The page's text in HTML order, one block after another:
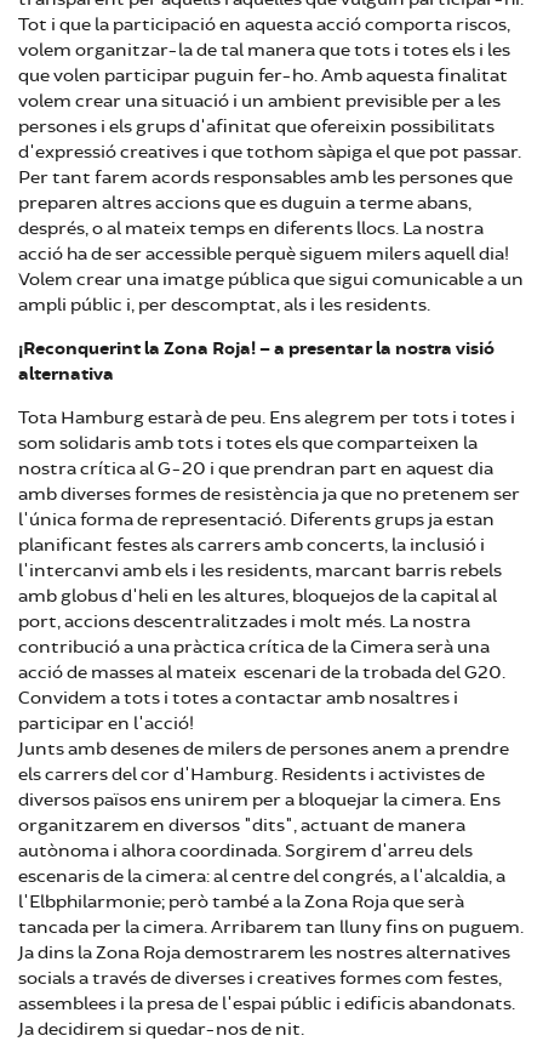
Tot i que la participació en aquesta acció comporta riscos,
volem organitzar-la de tal manera que tots i totes els i les
que volen participar puguin fer-ho. Amb aquesta finalitat
volem crear una situació i un ambient previsible per a les
persones i els grups d'afinitat que ofereixin possibilitats
d'expressió creatives i que tothom sàpiga el que pot passar.
Per tant farem acords responsables amb les persones que
preparen altres accions que es duguin a terme abans,
després, o al mateix temps en diferents llocs. La nostra
acció ha de ser accessible perquè siguem milers aquell dia!
Volem crear una imatge pública que sigui comunicable a un
ampli públic i, per descomptat, als i les residents.
¡Reconquerint la Zona Roja! – a presentar la nostra visió
alternativa
Tota Hamburg estarà de peu. Ens alegrem per tots i totes i
som solidaris amb tots i totes els que comparteixen la
nostra crítica al G-20 i que prendran part en aquest dia
amb diverses formes de resistència ja que no pretenem ser
l'única forma de representació. Diferents grups ja estan
planificant festes als carrers amb concerts, la inclusió i
l'intercanvi amb els i les residents, marcant barris rebels
amb globus d'heli en les altures, bloquejos de la capital al
port, accions descentralitzades i molt més. La nostra
contribució a una pràctica crítica de la Cimera serà una
acció de masses al mateix escenari de la trobada del G20.
Convidem a tots i totes a contactar amb nosaltres i
participar en l'acció!
Junts amb desenes de milers de persones anem a prendre
els carrers del cor d'Hamburg. Residents i activistes de
diversos països ens unirem per a bloquejar la cimera. Ens
organitzarem en diversos "dits", actuant de manera
autònoma i alhora coordinada. Sorgirem d'arreu dels
escenaris de la cimera: al centre del congrés, a l'alcaldia, a
l'Elbphilarmonie; però també a la Zona Roja que serà
tancada per la cimera. Arribarem tan lluny fins on puguem.
Ja dins la Zona Roja demostrarem les nostres alternatives
socials a través de diverses i creatives formes com festes,
assemblees i la presa de l'espai públic i edificis abandonats.
Ja decidirem si quedar-nos de nit.